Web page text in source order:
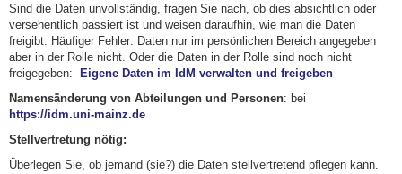
Sind die Daten unvollständig, fragen Sie nach, ob dies absichtlich oder
versehentlich passiert ist und weisen daraufhin, wie man die Daten
freigibt. Häufiger Fehler: Daten nur im persönlichen Bereich angegeben
aber in der Rolle nicht. Oder die Daten in der Rolle sind noch nicht
freigegeben: Eigene Daten im IdM verwalten und freigeben
Namensänderung von Abteilungen und Personen: bei
https://idm.uni-mainz.de
Stellvertretung nötig:
Überlegen Sie, ob jemand (sie?) die Daten stellvertretend pflegen kann.